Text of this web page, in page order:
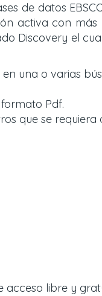
de datos
activa con
Discovery el
una o varias
Pdf.
que se requiera
acceso libre y